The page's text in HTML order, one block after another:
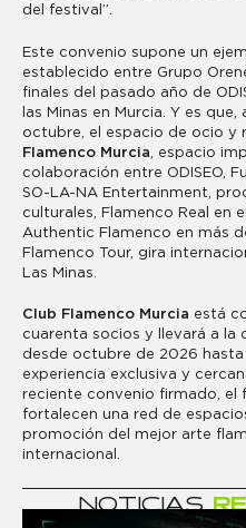
del festival”.
Este convenio supone un
establecido entre Grupo
finales del pasado año de
las Minas en Murcia. Y es
octubre, el espacio de ocio y
Flamenco Murcia , espacio
colaboración entre ODISEO,
SO-LA-NA Entertainment,
culturales, Flamenco Real en
Authentic Flamenco en más
Flamenco Tour, gira
Las Minas.
Club Flamenco Murcia está
cuarenta socios y llevará a la
desde octubre de 2026
experiencia exclusiva y
reciente convenio firmado, el
fortalecen una red de
promoción del mejor arte
internacional.
NOTICI A S RE